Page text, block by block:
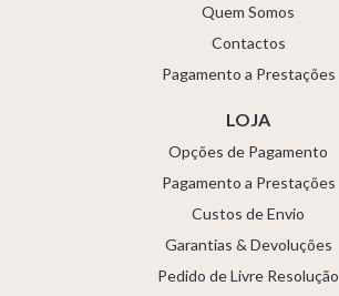
Quem Somos
Contactos
Pagamento a Prestações
LOJA
Opções de Pagamento
Pagamento a Prestações
Custos de Envio
Garantias & Devoluções
Pedido de Livre Resolução